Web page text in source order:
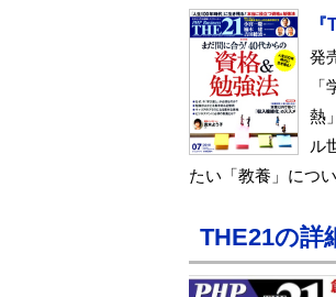
発
熱
ル
たい「教養」につ
THE21の詳